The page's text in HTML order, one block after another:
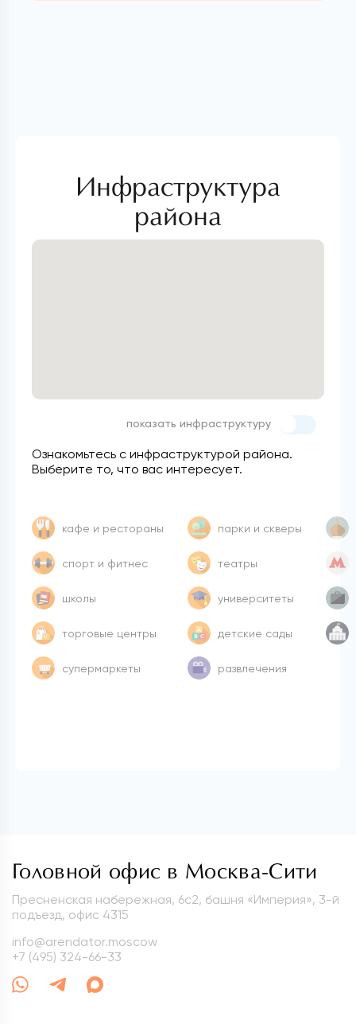
Инфраструктура
района
Ознакомьтесь с инфраструктурой района.
Выберите то, что вас интересует.
кафе и рестораны
спорт и фитнес
школы
торговые центры
супермаркеты
парки и скверы
театры
университеты
детские сады
развлечения
показать инфраструктуру
Головной офис в Москва-Сити
Пресненская набережная, 6с2, башня «Империя», 3-й
подъезд, офис 4315
info@arendator.moscow
+7 (495) 324-66-33